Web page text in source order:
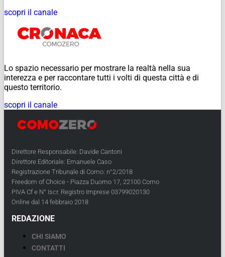
scopri il canale
Lo spazio necessario per mostrare la realtà nella sua
interezza e per raccontare tutti i volti di questa città e di
questo territorio.
scopri il canale
Direttore Responsabile: Davide Cantoni
Direttore Editoriale: Emanuele Caso
Registrazione Tribunale di Como: n°2/2018
Freedom of Choice - Piazza Duomo 17, 22100 Como
PIVA Cf e N° Iscr. Registro Imprese 03799020130
Online dal 14 febbraio 2018
REDAZIONE
CHI SIAMO
CONTATTI